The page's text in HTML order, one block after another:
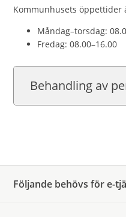
Kommunhusets öppettider
Måndag–torsdag:
Fredag: 08.00–16.00
Behandling av
Följande behövs för e-